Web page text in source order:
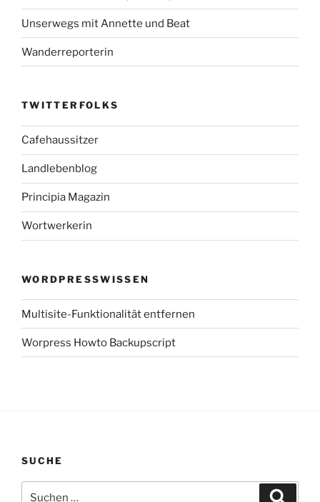
Unserwegs mit Annette und Beat
Wanderreporterin
TWITTERFOLKS
Cafehaussitzer
Landlebenblog
Principia Magazin
Wortwerkerin
WORDPRESSWISSEN
Multisite-Funktionalität entfernen
Worpress Howto Backupscript
SUCHE